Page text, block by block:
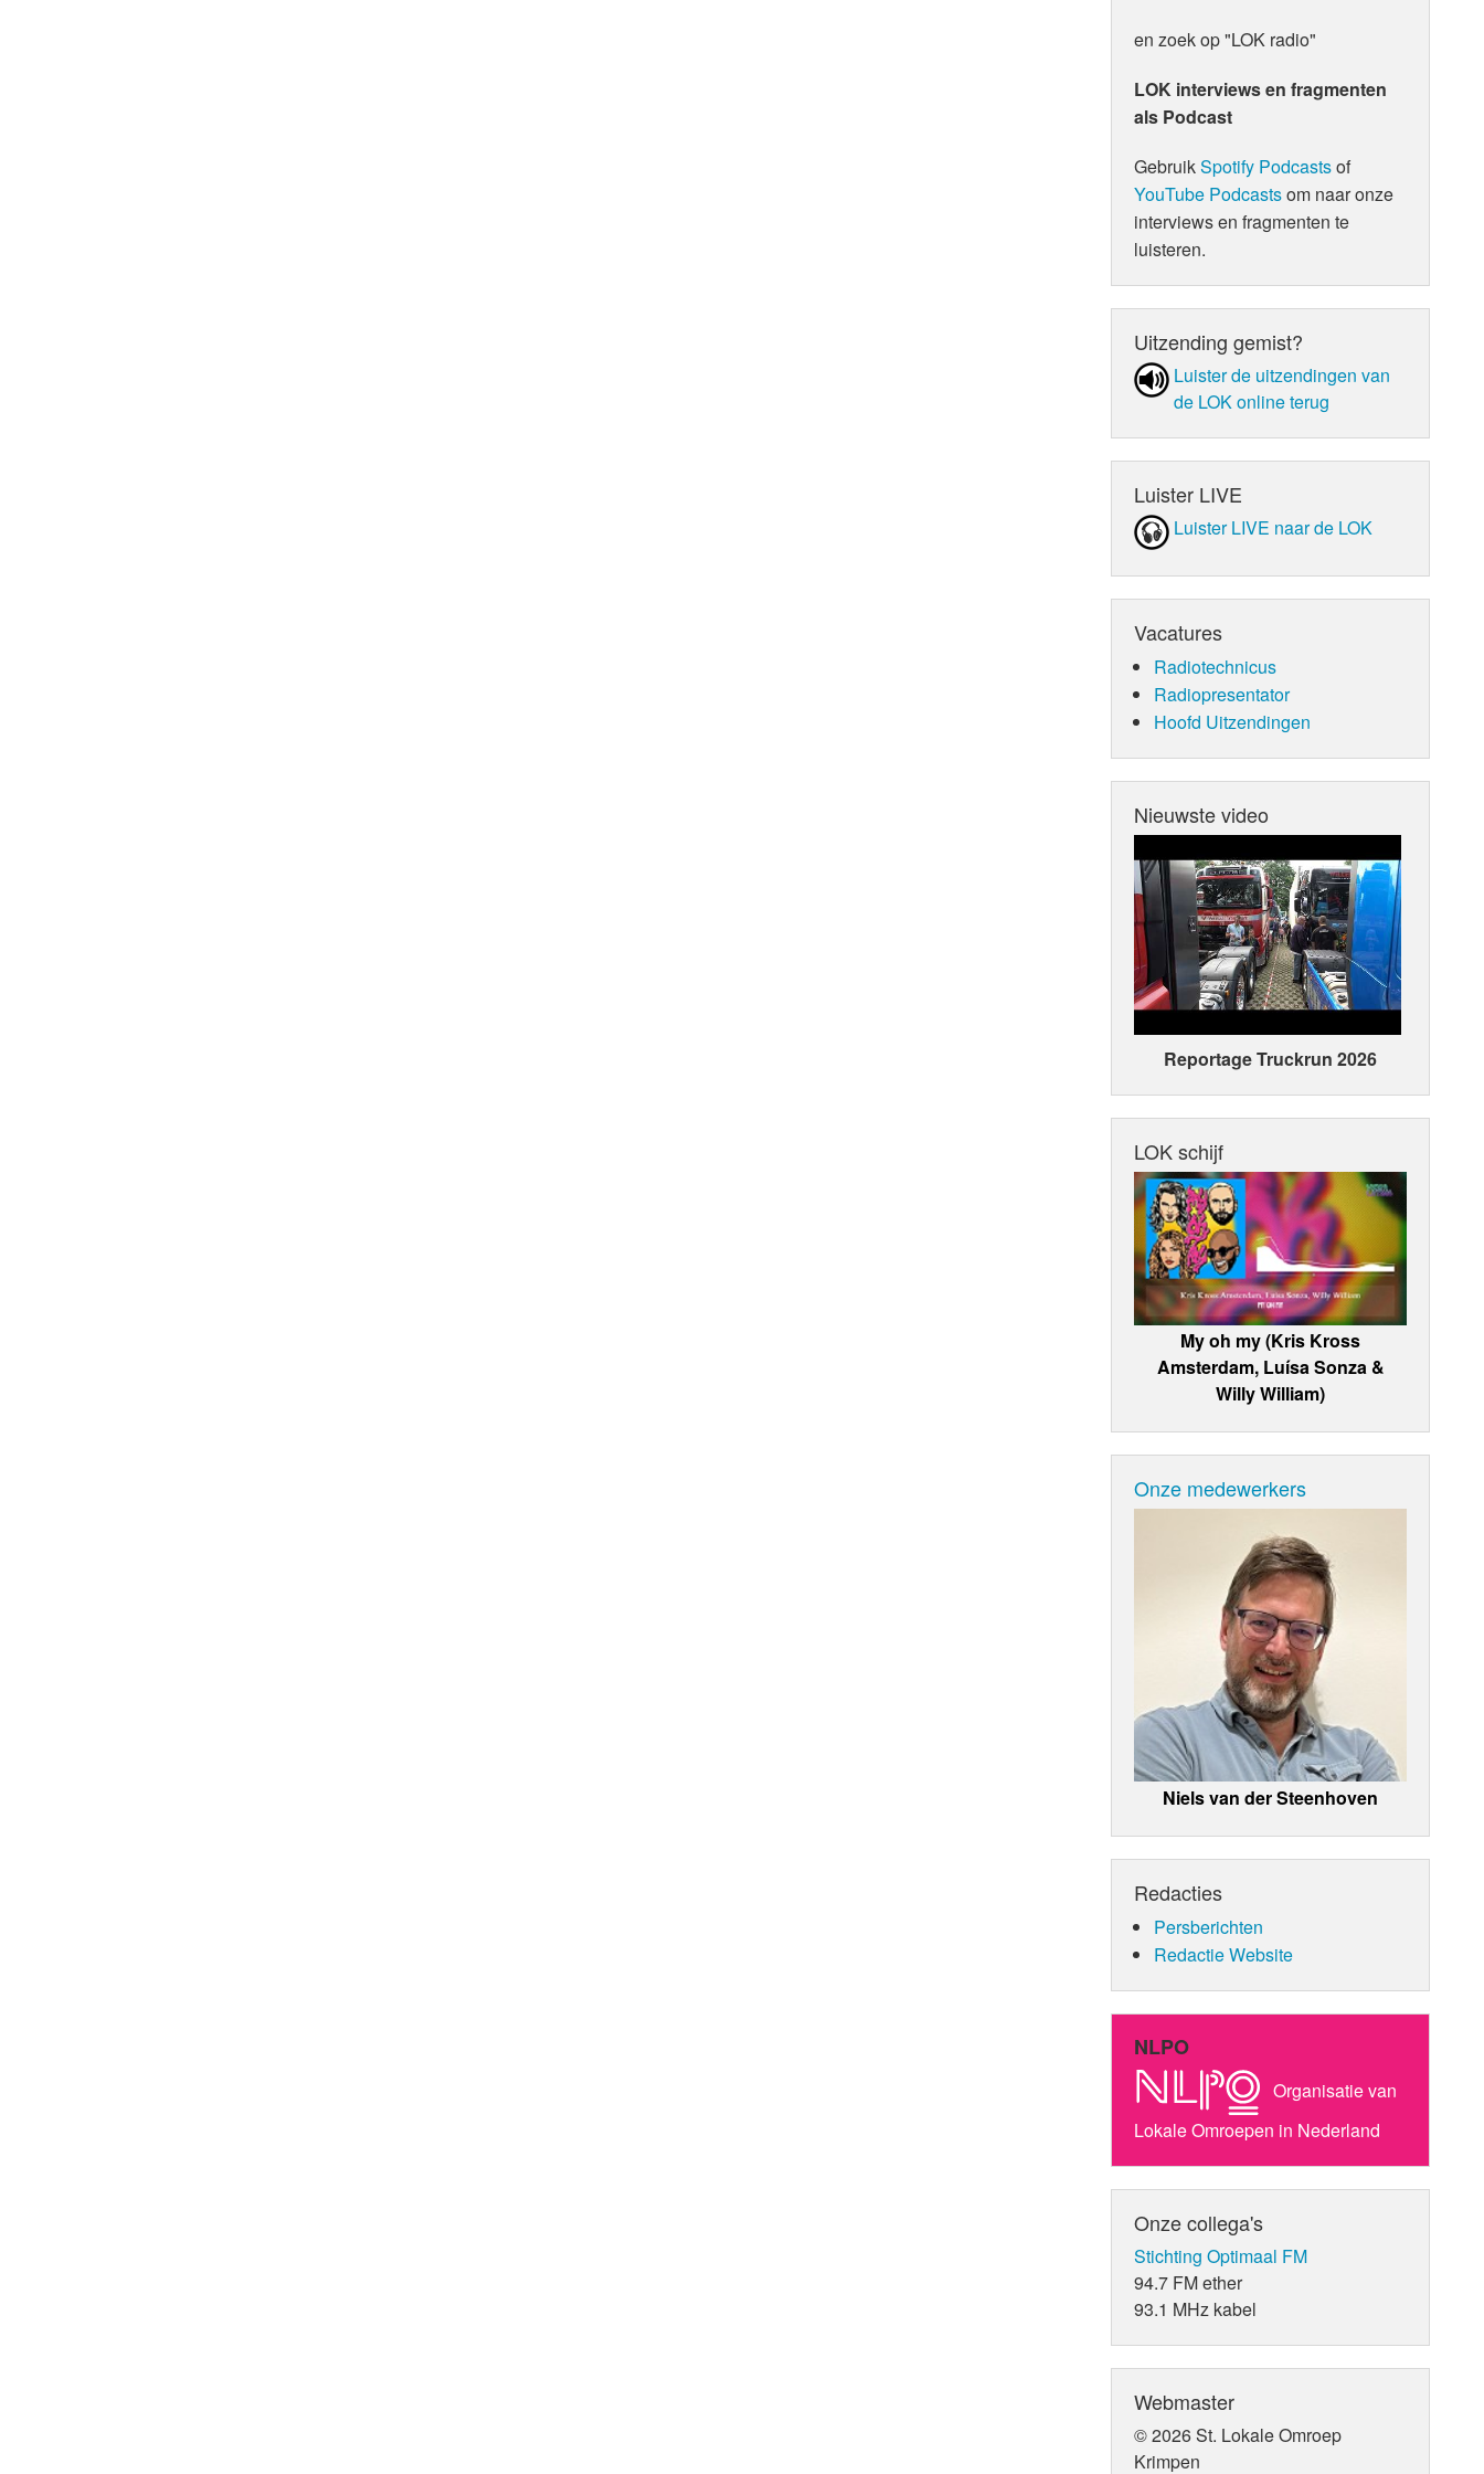
en zoek op "LOK radio"
LOK interviews en fragmenten
als Podcast
GebruikSpotify Podcastsof
YouTube Podcastsom naar onze
interviews en fragmenten te
luisteren.
Uitzending gemist?
Luister de uit­zen­din­gen van
de LOK online terug
Luister LIVE
Luister LIVE naar de LOK
Vacatures
Radiotechnicus
Radiopresentator
Hoofd Uitzendingen
Nieuwste video
Reportage Truckrun 2026
LOK schijf
My oh my (Kris Kross
Amsterdam, Luísa Sonza &
Willy William)
Onze medewerkers
Niels van der Steenhoven
Redacties
Persberichten
Redactie Website
NLPO
Organisatie van
Lokale Omroepen in Nederland
Onze collega's
Stichting Optimaal FM
94.7 FM ether
93.1 MHz kabel
Webmaster
© 2026 St. Lokale Omroep
Krimpen